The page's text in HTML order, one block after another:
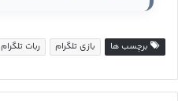
برچسب ها بازی تلگرام ربات تلگرام